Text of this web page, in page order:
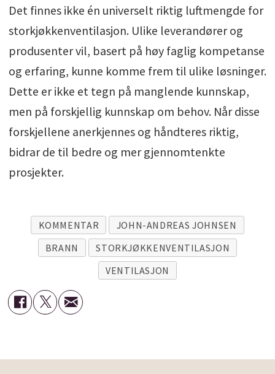
Det finnes ikke én universelt riktig luftmengde for
storkjøkkenventilasjon. Ulike leverandører og
produsenter vil, basert på høy faglig kompetanse
og erfaring, kunne komme frem til ulike løsninger.
Dette er ikke et tegn på manglende kunnskap,
men på forskjellig kunnskap om behov. Når disse
forskjellene anerkjennes og håndteres riktig,
bidrar de til bedre og mer gjennomtenkte
prosjekter.
KOMMENTAR
JOHN-ANDREAS JOHNSEN
BRANN
STORKJØKKENVENTILASJON
VENTILASJON